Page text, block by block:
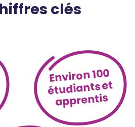
clés
Environ 100
étudiants et
apprentis